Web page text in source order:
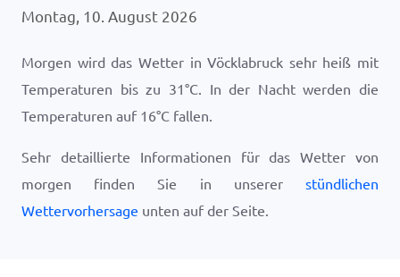
Montag, 10. August 2026
Morgen wird das Wetter in Vöcklabruck sehr heiß mit
Temperaturen bis zu 31°C. In der Nacht werden die
Temperaturen auf 16°C fallen.
Sehr detaillierte Informationen für das Wetter von
morgen finden Sie in unserer stündlichen
Wettervorhersage unten auf der Seite.